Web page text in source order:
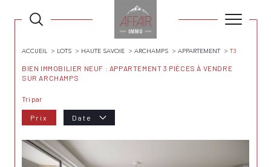
ACCUEIL LOTS HAUTE SAVOIE ARCHAMPS APPARTEMENT T3
BIEN IMMOBILIER NEUF : APPARTEMENT 3 PIÈCES À VENDRE
SUR ARCHAMPS
Tri par
Prix Date